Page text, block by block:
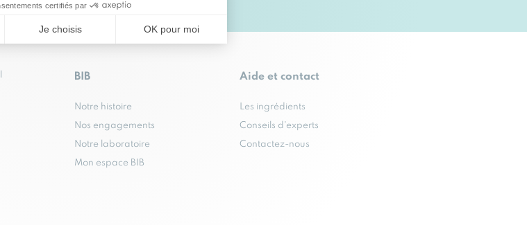
BIB
Notre histoire
Nos engagements
Notre laboratoire
Mon espace BIB
Aide et contact
Les ingrédients
Conseils d'experts
Contactez-nous